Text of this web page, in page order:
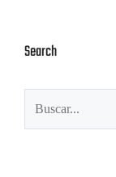
Search